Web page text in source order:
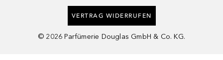
VERTRAG WIDERRUFEN
© 2026 Parfümerie Douglas GmbH & Co. KG.